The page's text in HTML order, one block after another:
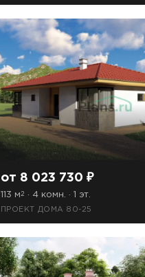
от 8 023 730 ₽
113 м2 · 4 комн. · 1 эт.
ПРОЕКТ ДОМА 80-25